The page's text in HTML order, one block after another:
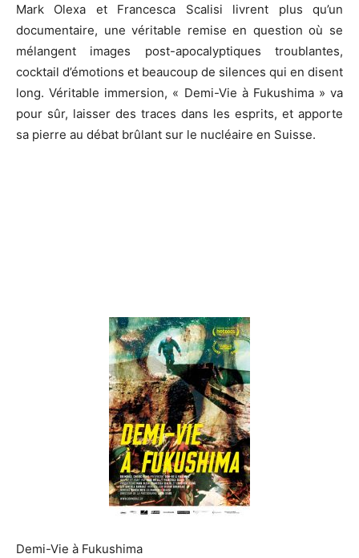
Mark Olexa et Francesca Scalisi livrent plus qu’un
documentaire, une véritable remise en question où se
mélangent images post-apocalyptiques troublantes,
cocktail d’émotions et beaucoup de silences qui en disent
long. Véritable immersion, « Demi-Vie à Fukushima » va
pour sûr, laisser des traces dans les esprits, et apporte
sa pierre au débat brûlant sur le nucléaire en Suisse.
Demi-Vie à Fukushima